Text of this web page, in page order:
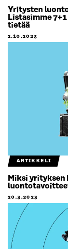
Yritysten
Listasimme
tietää
2.10.2023
ARTIKKELI
Miksi yrityksen
20.3.2023